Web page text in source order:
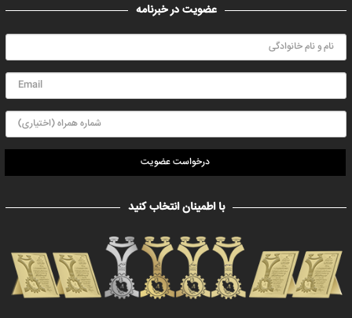
عضویت در خبرنامه
درخواست عضویت
با اطمینان انتخاب کنید